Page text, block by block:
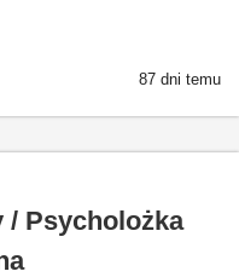
87 dni temu
Psycholożka